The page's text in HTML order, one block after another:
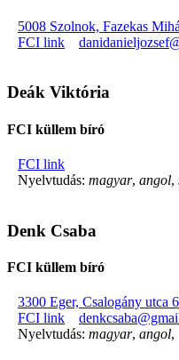
5008 Szolnok, Fazekas
FCI link
Deák Viktória
FCI küllem bíró
FCI link
Nyelvtudás: magyar, angol,
Denk Csaba
FCI küllem bíró
3300 Eger, Csalogány utca
FCI link
Nyelvtudás: magyar, angol,